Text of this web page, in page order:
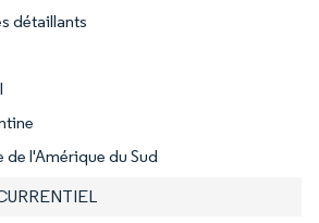
détaillants
de l'Amérique du Sud